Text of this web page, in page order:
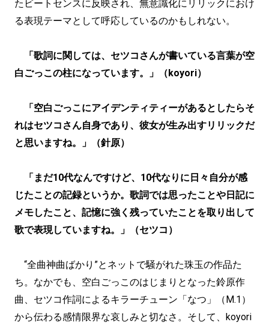
たビートセンスに反映され、無意識化にリリックにおけ
る表現テーマとして呼応しているのかもしれない。
「歌詞に関しては、セツコさんが書いている言葉が空
白ごっこの柱になっています。」（koyori）
「空白ごっこにアイデンティティーがあるとしたらそ
れはセツコさん自身であり、彼女が生み出すリリックだ
と思いますね。」（針原）
「まだ10代なんですけど、10代なりに日々自分が感
じたことの記録というか。歌詞では思ったことや日記に
メモしたこと、記憶に強く残っていたことを取り出して
歌で表現していますね。」（セツコ）
“全曲神曲ばかり”とネットで騒がれた珠玉の作品た
ち。なかでも、空白ごっこのはじまりとなった鈴原作
曲、セツコ作詞によるキラーチューン「なつ」（M.1）
から伝わる感情限界な哀しみと切なさ。そして、koyori